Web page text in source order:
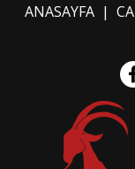
ANASAYFA|